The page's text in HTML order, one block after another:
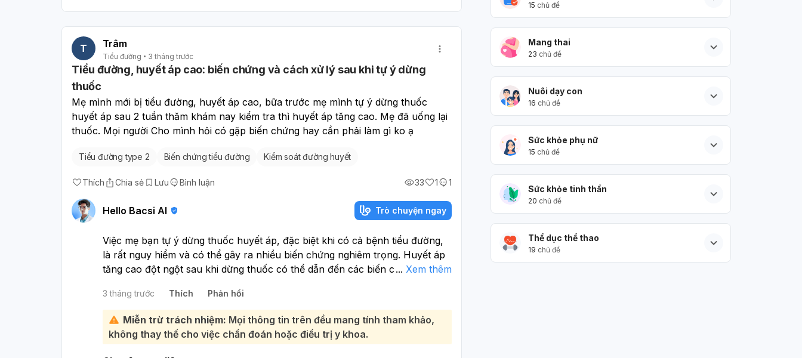
đảm bảo an toàn cho bạn. Không tự ý điều chỉnh liều thuốc. Tiếp tục theo
dõi đường huyết thường xuyên theo hướng dẫn của bác sĩ.
T Trâm
Tiểu đường 3 tháng trước
Tiểu đường, huyết áp cao: biến chứng và cách xử lý sau khi tự ý dừng
thuốc
Mẹ mình mới bị tiểu đường, huyết áp cao, bữa trước mẹ mình tự ý dừng thuốc
huyết áp sau 2 tuần thăm khám nay kiểm tra thì huyết áp tăng cao. Mẹ đã uống lại
thuốc. Mọi người Cho mình hỏi có gặp biến chứng hay cần phải làm gì ko ạ
Tiểu đường type 2 Biến chứng tiểu đường Kiểm soát đường huyết
Thích Chia sẻ Lưu Bình luận 33 1 1
Hello Bacsi AI Trò chuyện ngay
Việc mẹ bạn tự ý dừng thuốc huyết áp, đặc biệt khi có cả bệnh tiểu đường,
là rất nguy hiểm và có thể gây ra nhiều biến chứng nghiêm trọng. Huyết áp
tăng cao đột ngột sau khi dừng thuốc có thể dẫn đến các biến cố tim mạch
Những điều cần làm ngay:
Khám bác sĩ càng sớm càng tốt:Đây là việc quan trọng nhất. Mẹ bạn
cần được bác sĩ kiểm tra tổng thể, đánh giá tình trạng huyết áp và đường
huyết hiện tại, cũng như các nguy cơ biến chứng có thể đã xảy ra do việc
dừng thuốc. Bác sĩ sẽ điều chỉnh phác đồ điều trị phù hợp.
...Xem thêm
3 tháng trước Thích Phản hồi
Miễn trừ trách nhiệm: Mọi thông tin trên đều mang tính tham khảo,
không thay thế cho việc chẩn đoán hoặc điều trị y khoa.
15 chủ đề
Mang thai
23 chủ đề
Nuôi dạy con
16 chủ đề
Sức khỏe phụ nữ
15 chủ đề
Sức khỏe tinh thần
20 chủ đề
Thể dục thể thao
19 chủ đề